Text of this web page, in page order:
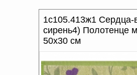
1с105.413ж1 Сердца-
сирень4) Полотенце
50х30 см